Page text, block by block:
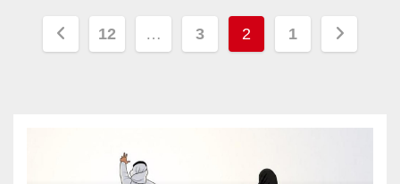
Posts
1
2
3
…
12